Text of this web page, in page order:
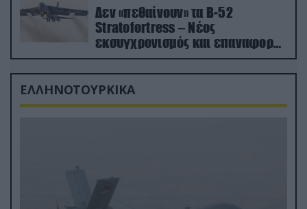
Δεν «πεθαίνουν» τα Β-52
Stratofortress – Νέος
εκσυγχρονισμός και επαναφορά
από τα «νεκροταφεία»
ΕΛΛΗΝΟΤΟΥΡΚΙΚΑ